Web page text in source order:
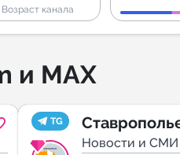
Возраст канала
и MAX
TG
2️⃣6️⃣
Новости и СМИ